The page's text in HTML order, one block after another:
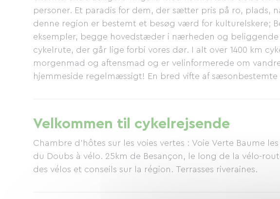
personer. Et paradis for dem, der sætter pris på ro, plads,
denne region er bestemt et besøg værd for kulturelskere;
eksempler, begge hovedstæder i nærheden og beliggende
cykelrute, der går lige forbi vores dør. I alt over 1400 km
morgenmad og aftensmad og er velinformerede om
hjemmeside regelmæssigt! En bred vifte af
Velkommen til cykelrejsende
Chambre d'hôtes sur les voies vertes : Voie Verte Baume
du Doubs à vélo. 25km de Besançon, le long de la vélo-
des vélos et conseils sur la région. Terrasses riveraines.